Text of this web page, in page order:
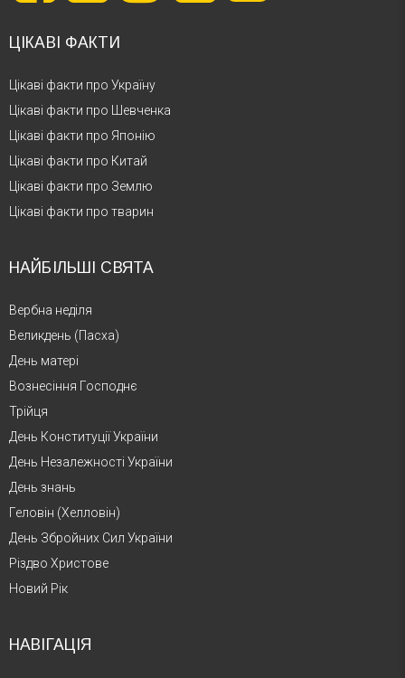
ЦІКАВІ ФАКТИ
Цікаві факти про Україну
Цікаві факти про Шевченка
Цікаві факти про Японію
Цікаві факти про Китай
Цікаві факти про Землю
Цікаві факти про тварин
НАЙБІЛЬШІ СВЯТА
Вербна неділя
Великдень (Пасха)
День матері
Вознесіння Господнє
Трійця
День Конституції України
День Незалежності України
День знань
Геловін (Хелловін)
День Збройних Сил України
Різдво Христове
Новий Рік
НАВІГАЦІЯ